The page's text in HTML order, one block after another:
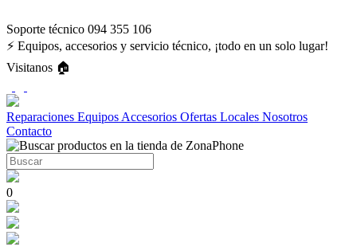
Soporte técnico 094 355 106
⚡ Equipos, accesorios y servicio técnico, ¡todo en un solo lugar!
Visitanos 🏠
Reparaciones Equipos Accesorios Ofertas Locales Nosotros
Contacto
0